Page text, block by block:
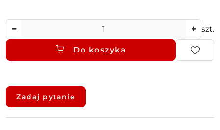
szt.
Do koszyka
Dostępność
dostawa
Zadaj pytanie